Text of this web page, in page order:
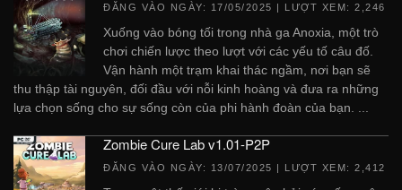
ĐĂNG VÀO NGÀY: 17/05/2025 | LƯỢT XEM: 2,246
Xuống vào bóng tối trong nhà ga Anoxia, một trò
chơi chiến lược theo lượt với các yếu tố câu đố.
Vận hành một trạm khai thác ngầm, nơi bạn sẽ
thu thập tài nguyên, đối đầu với nỗi kinh hoàng và đưa ra những
lựa chọn sống cho sự sống còn của phi hành đoàn của bạn. ...
Zombie Cure Lab v1.01-P2P
ĐĂNG VÀO NGÀY: 13/07/2025 | LƯỢT XEM: 2,412